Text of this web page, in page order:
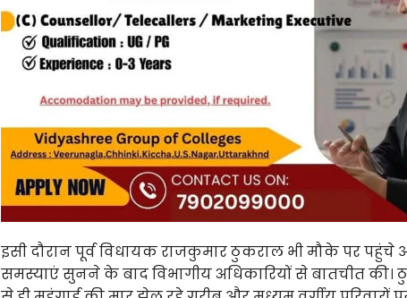
इसी दौरान पूर्व विधायक राजकुमार ठुकराल भी मौके पर पहुंचे
समस्याएं सुनने के बाद विभागीय अधिकारियों से बातचीत